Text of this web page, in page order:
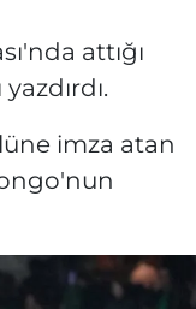
attığı
imza atan